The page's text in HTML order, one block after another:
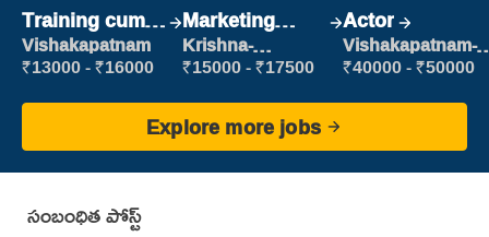
Training cum
Placement
Vishakapatnam
₹13000 - ₹16000
Marketing
Executive
Krishna-
vijayawada
₹15000 - ₹17500
Actor
Vishakapatnam-
new
₹40000 - ₹50000
Explore more jobs
సంబంధిత పోస్ట్